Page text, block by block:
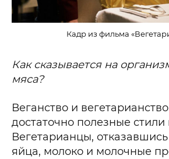
Кадр из фильма
Как сказывается на
мяса?
Веганство и
достаточно полезные стили
Вегетарианцы,
яйца, молоко и молочные